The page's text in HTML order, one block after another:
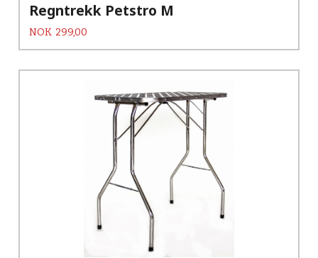
Regntrekk Petstro M
Pris
NOK 299,00